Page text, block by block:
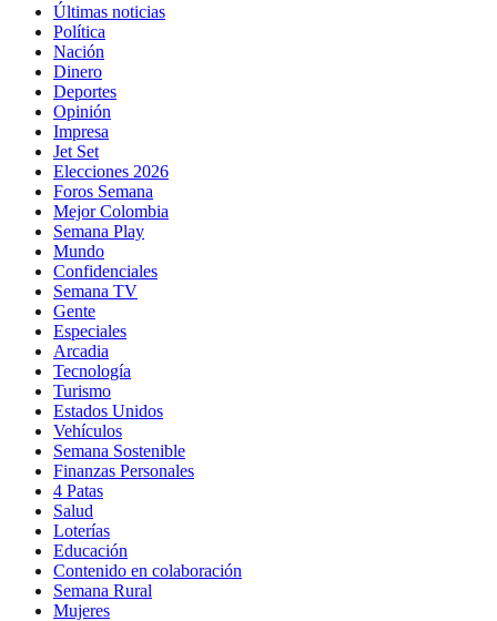
Últimas noticias
Política
Nación
Dinero
Deportes
Opinión
Impresa
Jet Set
Elecciones 2026
Foros Semana
Mejor Colombia
Semana Play
Mundo
Confidenciales
Semana TV
Gente
Especiales
Arcadia
Tecnología
Turismo
Estados Unidos
Vehículos
Semana Sostenible
Finanzas Personales
4 Patas
Salud
Loterías
Educación
Contenido en colaboración
Semana Rural
Mujeres